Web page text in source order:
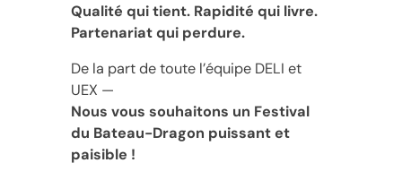
Qualité qui tient. Rapidité qui livre.
Partenariat qui perdure.
De la part de toute l’équipe DELI et
UEX —
Nous vous souhaitons un Festival
du Bateau-Dragon puissant et
paisible !